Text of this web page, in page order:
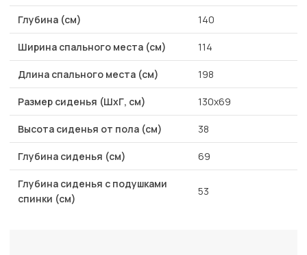
Глубина (см) 140
Ширина спального места (см) 114
Длина спального места (см) 198
Размер сиденья (ШхГ, см) 130х69
Высота сиденья от пола (см) 38
Глубина сиденья (см) 69
Глубина сиденья с подушками
спинки (см)
53